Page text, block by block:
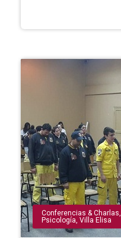
Conferencias & Charlas,
Psicología, Villa Elisa